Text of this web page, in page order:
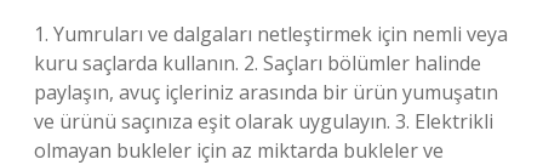
1. Yumruları ve dalgaları netleştirmek için nemli veya
kuru saçlarda kullanın. 2. Saçları bölümler halinde
paylaşın, avuç içleriniz arasında bir ürün yumuşatın
ve ürünü saçınıza eşit olarak uygulayın. 3. Elektrikli
olmayan bukleler için az miktarda bukleler ve